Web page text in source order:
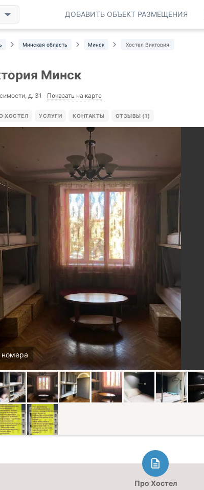
ДОБАВИТЬ ОБЪЕКТ РАЗМЕЩЕНИЯ
Минская область Минск Хостел Виктория
Минск
д. 31 Показать на карте
ХОСТЕЛ УСЛУГИ КОНТАКТЫ ОТЗЫВЫ (1)
Про Хостел